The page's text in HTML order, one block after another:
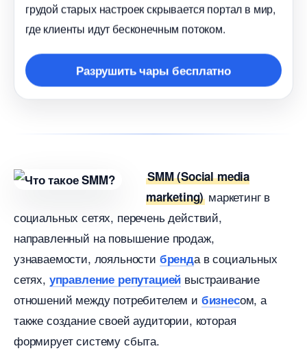
рудой старых настроек скрывается портал в мир,
де клиенты идут бесконечным потоком.
Разрушить чары бесплатно
SMM (Social media
marketing) маркетин
социальных сетях, перечень действий,
направленный на повышение продаж,
узнаваемости, лояльности ренда в социальных
сетях, управление репутацией ыстраивание
отношений между потребителем и изнесом, а
также создание своей аудитории, которая
формирует систему сбыта.